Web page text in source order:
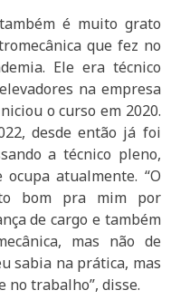
é muito grato
que fez no
Ele era técnico
na empresa
o curso em 2020.
desde então já foi
a técnico pleno,
atualmente. “O
bom pra mim por
de cargo e também
mas não de
sabia na prática, mas
no trabalho”, disse.